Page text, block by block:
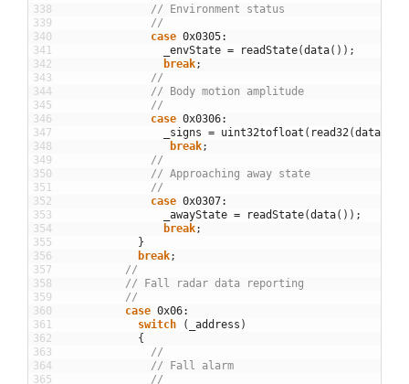
338
339
340
341
342
343
344
345
346
347
348
349
350
351
352
353
354
355
356
357
358
359
360
361
362
363
364
365
// Environment status
//
case 0x0305:
_envState = readState(data( ) ) ;
break;
//
// Body motion amplitude
//
case 0x0306:
_signs = uint32tofloat ( read32(data
break;
//
// Approaching away state
//
case 0x0307:
_awayState = readState(data( ) ) ;
break;
}
break;
//
// Fall radar data reporting
//
case 0x06:
switch
( _address )
{
//
// Fall alarm
//